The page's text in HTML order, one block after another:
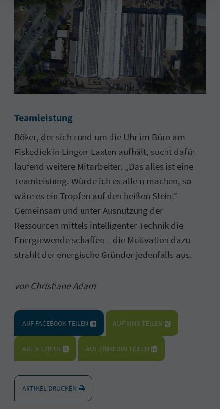
Teamleistung
Böker, der sich rund um die Uhr im Büro am
Fiskediek in Lingen-Laxten aufhält, sucht dafür
laufend weitere Mitarbeiter. „Das alles ist eine
Teamleistung. Würde ich es allein machen, so
wäre es ein Tropfen auf den heißen Stein.“
Gemeinsam und unter Ausnutzung der
Ressourcen mittels intelligenter Technik die
Energiewende schaffen – die Motivation dazu
strahlt der energische Gründer jedenfalls aus.
von Christiane Adam
AUF FACEBOOK TEILEN AUF XING TEILEN
AUF X TEILEN AUF LINKEDIN TEILEN
ARTIKEL DRUCKEN